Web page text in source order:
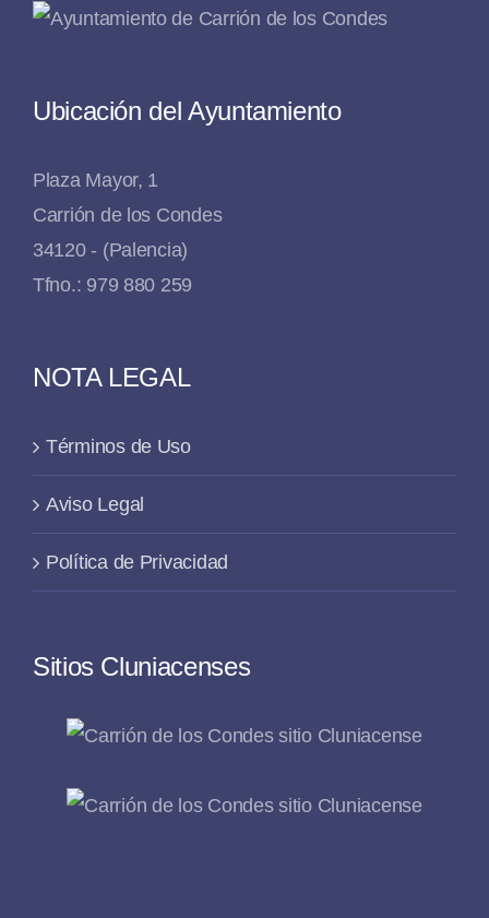
Ubicación del Ayuntamiento
Plaza Mayor, 1
Carrión de los Condes
34120 - (Palencia)
Tfno.: 979 880 259
NOTA LEGAL
Términos de Uso
Aviso Legal
Política de Privacidad
Sitios Cluniacenses